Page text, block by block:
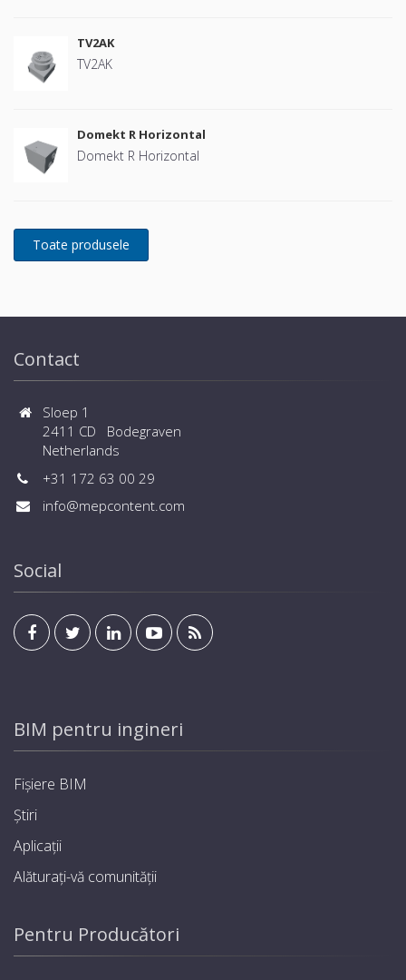
TV2AK
TV2AK
Domekt R Horizontal
Domekt R Horizontal
Contact
Sloep 1
2411 CD Bodegraven
Netherlands
+31 172 63 00 29
info@mepcontent.com
Social
BIM pentru ingineri
Fișiere BIM
Știri
Aplicații
Alăturați-vă comunității
Pentru Producători